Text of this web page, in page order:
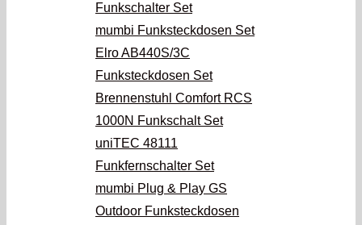
Funkschalter Set
mumbi Funksteckdosen Set
Elro AB440S/3C
Funksteckdosen Set
Brennenstuhl Comfort RCS
1000N Funkschalt Set
uniTEC 48111
Funkfernschalter Set
mumbi Plug & Play GS
Outdoor Funksteckdosen